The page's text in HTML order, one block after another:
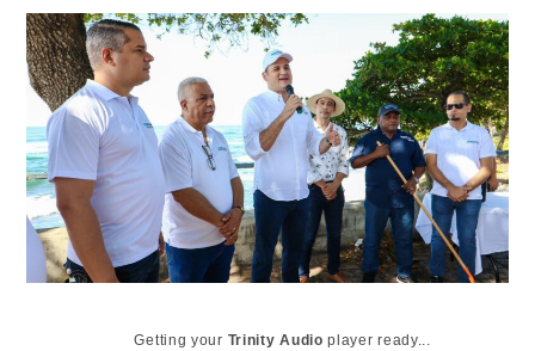
Getting your Trinity Audio player ready...